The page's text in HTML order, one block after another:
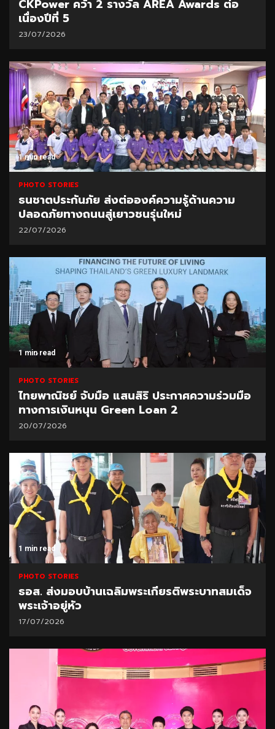
CKPower คว้า 2 รางวัล AREA Awards ต่อ
เนื่องปีที่ 5
23/07/2026
1 min read
PHOTO STORIES
ธนชาตประกันภัย ส่งต่อองค์ความรู้ด้านความ
ปลอดภัยทางถนนสู่เยาวชนรุ่นใหม่
22/07/2026
1 min read
PHOTO STORIES
ไทยพาณิชย์ จับมือ แสนสิริ ประกาศความร่วมมือ
ทางการเงินหนุน Green Loan 2
20/07/2026
1 min read
PHOTO STORIES
ธอส. ส่งมอบบ้านเฉลิมพระเกียรติพระบาทสมเด็จ
พระเจ้าอยู่หัว
17/07/2026